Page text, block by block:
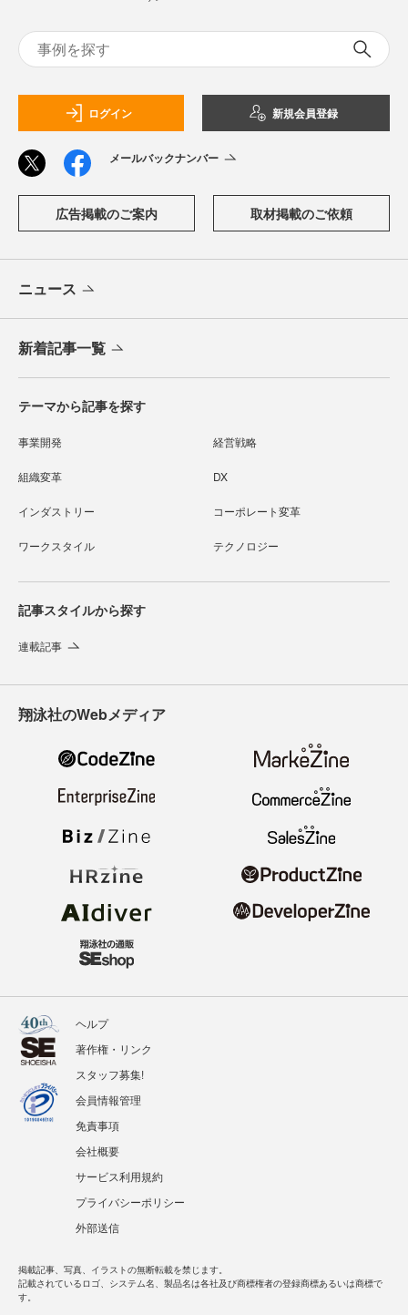
ログイン 新規会員登録
メールバックナンバー
広告掲載のご案内 取材掲載のご依頼
ニュース
新着記事一覧
テーマから記事を探す
事業開発 経営戦略
組織変革 DX
インダストリー コーポレート変革
ワークスタイル テクノロジー
記事スタイルから探す
連載記事
翔泳社のWebメディア
ヘルプ
著作権・リンク
スタッフ募集!
会員情報管理
免責事項
会社概要
サービス利用規約
プライバシーポリシー
外部送信
掲載記事、写真、イラストの無断転載を禁じます。
記載されているロゴ、システム名、製品名は各社及び商標権者の登録商標あるいは商標で
す。